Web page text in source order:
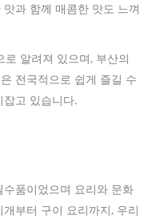
과 함께 매콤한 맛도 느껴
로 알려져 있으며, 부산의
전국적으로 쉽게 즐길 수
고 있습니다.
품이었으며 요리와 문화
부터 구이 요리까지, 우리